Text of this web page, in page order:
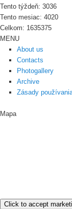
Tento týždeň: 3036
Tento mesiac: 4020
Celkom: 1635375
MENU
About us
Contacts
Photogallery
Archive
Zásady
Mapa
Click to accept